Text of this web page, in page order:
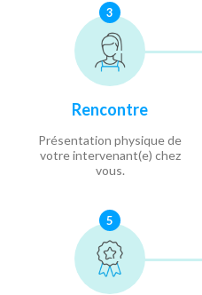
3
Rencontre
Présentation physique de
votre intervenant(e) chez
vous.
5